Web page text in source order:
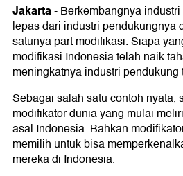
Jakarta-Berkembangnya
lepas dari industri pendukungnya
satunya part modifikasi. Siapa
modifikasi Indonesia telah naik
meningkatnya industri pendukung
Sebagai salah satu contoh nyata,
modifikator dunia yang mulai
asal Indonesia. Bahkan
memilih untuk bisa
mereka di Indonesia.